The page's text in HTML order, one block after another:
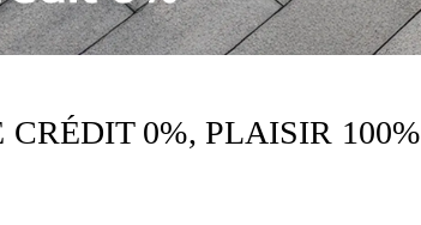
0%, PLAISIR 100%